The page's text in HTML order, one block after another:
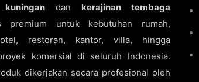
dan kerajinan tembaga
premium untuk kebutuhan rumah,
restoran, kantor, villa, hingga
komersial di seluruh Indonesia.
dikerjakan secara profesional oleh